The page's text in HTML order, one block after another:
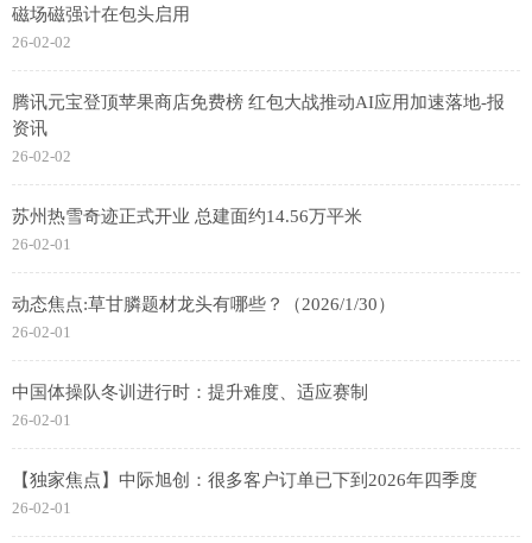
磁场磁强计在包头启用
26-02-02
腾讯元宝登顶苹果商店免费榜 红包大战推动AI应用加速落地-报
资讯
26-02-02
苏州热雪奇迹正式开业 总建面约14.56万平米
26-02-01
动态焦点:草甘膦题材龙头有哪些？（2026/1/30）
26-02-01
中国体操队冬训进行时：提升难度、适应赛制
26-02-01
【独家焦点】中际旭创：很多客户订单已下到2026年四季度
26-02-01